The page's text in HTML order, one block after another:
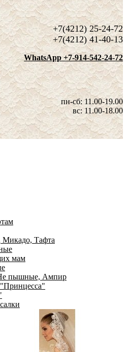
+7(4212) 25-24-72
+7(4212) 41-40-13
WhatsApp +7-914-542-24-72
пн-сб: 11.00-19.00
вс: 11.00-18.00
Микадо, Тафта
мам
пышные, Ампир